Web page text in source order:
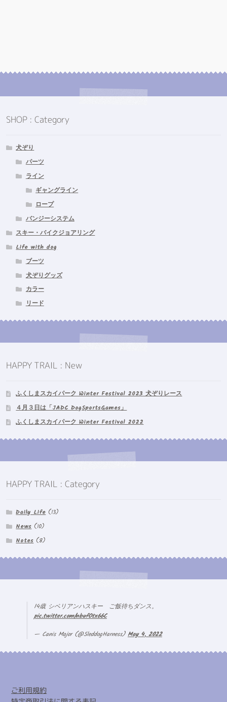
ョ
SHOP : Category
犬ぞり
パーツ
ライン
ギャングライン
ロープ
バンジーシステム
スキー・バイクジョアリング
Life with dog
ブーツ
犬ぞりグッズ
カラー
リード
HAPPY TRAIL : New
ふくしまスカイパーク Winter Festival 2023 犬ぞりレース
４月３日は「JADC DogSportsGames」
ふくしまスカイパーク Winter Festival 2022
HAPPY TRAIL : Category
Daily Life(13)
News(10)
Notes(8)
14歳 シベリアンハスキー ご飯待ちダンス。
pic.twitter.com/nbufOtx66C
— Canis Major (@SleddogHarness) May 4, 2022
ご利用規約